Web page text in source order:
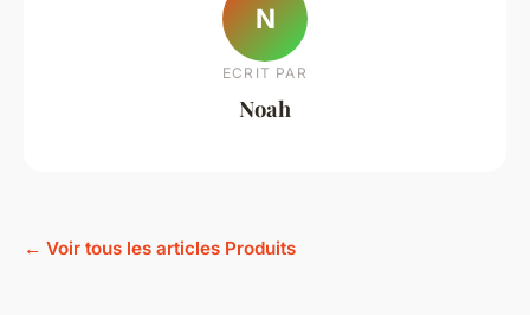
N
ECRIT PAR
Noah
← Voir tous les articles Produits